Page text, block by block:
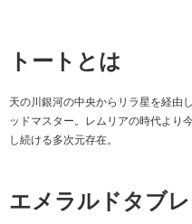
トートとは
天の川銀河の中央からリラ星を経由
ッドマスター。レムリアの時代より
し続ける多次元存在。
エメラルドタブ